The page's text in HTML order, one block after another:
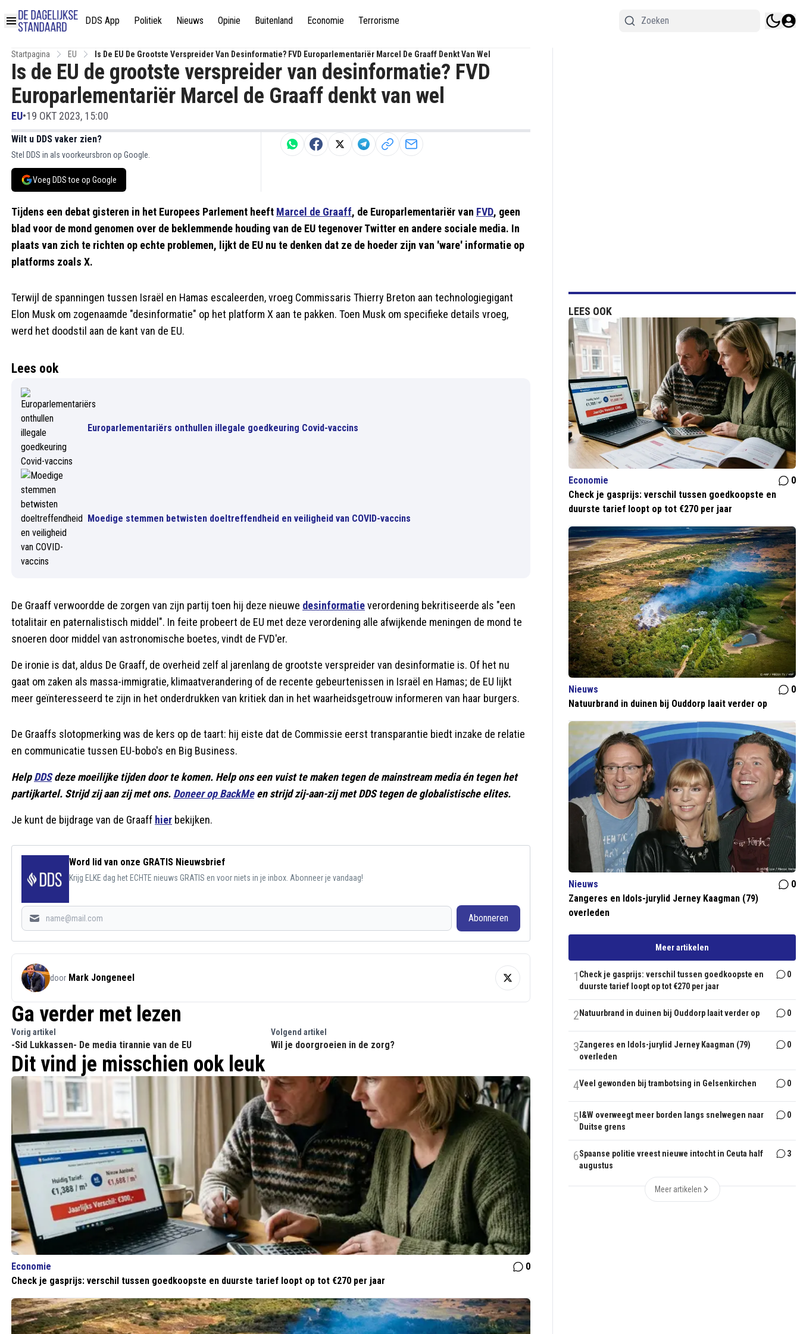
DDS App Politiek Nieuws Opinie Buitenland Economie Terrorisme
Startpagina EU Is De EU De Grootste Verspreider Van Desinformatie? FVD Europarlementariër Marcel De Graaff Denkt Van Wel
Is de EU de grootste verspreider van desinformatie? FVD
Europarlementariër Marcel de Graaff denkt van wel
EU•19 OKT 2023, 15:00
Wilt u DDS vaker zien?
Stel DDS in als voorkeursbron op Google.
Voeg DDS toe op Google
Tijdens een debat gisteren in het Europees Parlement heeft Marcel de Graaff, de Europarlementariër van FVD, geen
blad voor de mond genomen over de beklemmende houding van de EU tegenover Twitter en andere sociale media. In
plaats van zich te richten op echte problemen, lijkt de EU nu te denken dat ze de hoeder zijn van 'ware' informatie op
platforms zoals X.
Terwijl de spanningen tussen Israël en Hamas escaleerden, vroeg Commissaris Thierry Breton aan technologiegigant
Elon Musk om zogenaamde "desinformatie" op het platform X aan te pakken. Toen Musk om specifieke details vroeg,
werd het doodstil aan de kant van de EU.
Lees ook
Europarlementariërs onthullen illegale goedkeuring Covid-vaccins
Moedige stemmen betwisten doeltreffendheid en veiligheid van COVID-vaccins
De Graaff verwoordde de zorgen van zijn partij toen hij deze nieuwe desinformatieverordening bekritiseerde als "een
totalitair en paternalistisch middel". In feite probeert de EU met deze verordening alle afwijkende meningen de mond te
snoeren door middel van astronomische boetes, vindt de FVD'er.
De ironie is dat, aldus De Graaff, de overheid zelf al jarenlang de grootste verspreider van desinformatie is. Of het nu
gaat om zaken als massa-immigratie, klimaatverandering of de recente gebeurtenissen in Israël en Hamas; de EU lijkt
meer geïnteresseerd te zijn in het onderdrukken van kritiek dan in het waarheidsgetrouw informeren van haar burgers.
De Graaffs slotopmerking was de kers op de taart: hij eiste dat de Commissie eerst transparantie biedt inzake de relatie
en communicatie tussen EU-bobo's en Big Business.
HelpDDSdeze moeilijke tijden door te komen. Help ons een vuist te maken tegen de mainstream media én tegen het
partijkartel. Strijd zij aan zij met ons. Doneer op BackMeen strijd zij-aan-zij met DDS tegen de globalistische elites.
Je kunt de bijdrage van de Graaff hier bekijken.
Word lid van onze GRATIS Nieuwsbrief
Krijg ELKE dag het ECHTE nieuws GRATIS en voor niets in je inbox. Abonneer je vandaag!
Abonneren
door Mark Jongeneel
Ga verder met lezen
Vorig artikel
-Sid Lukkassen- De media tirannie van de EU
Volgend artikel
Wil je doorgroeien in de zorg?
Dit vind je misschien ook leuk
Economie
0
Check je gasprijs: verschil tussen goedkoopste en duurste tarief loopt op tot €270 per jaar
LEES OOK
Economie
0
Check je gasprijs: verschil tussen goedkoopste en
duurste tarief loopt op tot €270 per jaar
Nieuws
0
Natuurbrand in duinen bij Ouddorp laait verder op
Nieuws
0
Zangeres en Idols-jurylid Jerney Kaagman (79)
overleden
Meer artikelen
1 Check je gasprijs: verschil tussen goedkoopste en
duurste tarief loopt op tot €270 per jaar
0
2 Natuurbrand in duinen bij Ouddorp laait verder op 0
3Zangeres en Idols-jurylid Jerney Kaagman (79)
overleden
0
4Veel gewonden bij trambotsing in Gelsenkirchen 0
5 I&W overweegt meer borden langs snelwegen naar
Duitse grens
0
6Spaanse politie vreest nieuwe intocht in Ceuta half
augustus
3
Meer artikelen